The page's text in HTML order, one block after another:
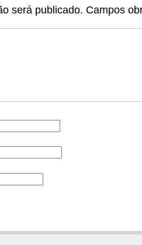
será publicado. Campos